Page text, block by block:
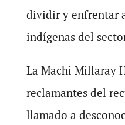
dividir y enfrentar
indígenas del
La Machi Millaray
reclamantes del
llamado a